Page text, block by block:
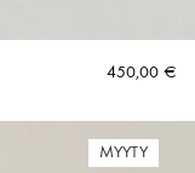
450,00 €
MYYTY